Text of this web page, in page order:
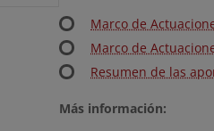
Marco de
Marco de
Resumen de las
Más información: